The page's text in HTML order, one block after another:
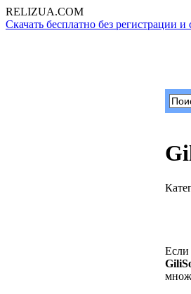
RELIZUA.COM
Скачать бесплатно без регистрации и
Если